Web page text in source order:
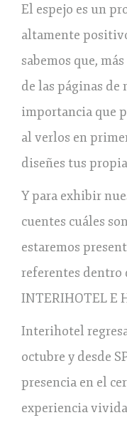
El espejo es un
altamente
sabemos que,
de las páginas
importancia que
al verlos en
diseñes tus
Y para exhibir
cuentes cuáles
estaremos
referentes dentro
INTERIHOTEL E
Interihotel
octubre y desde
presencia en el
experiencia